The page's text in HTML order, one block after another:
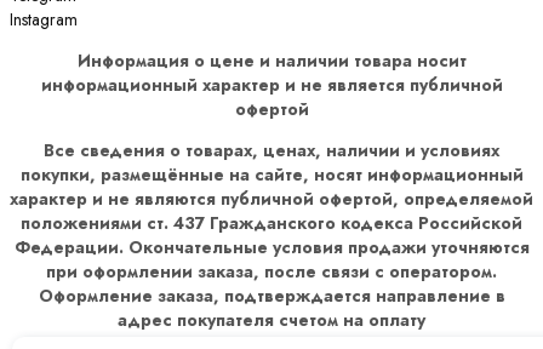
Instagram
Информация о цене и наличии товара носит
информационный характер и не является публичной
офертой
Все сведения о товарах, ценах, наличии и условиях
покупки, размещённые на сайте, носят информационный
характер и не являются публичной офертой, определяемой
положениями ст. 437 Гражданского кодекса Российской
Федерации. Окончательные условия продажи уточняются
при оформлении заказа, после связи с оператором.
Оформление заказа, подтверждается направление в
адрес покупателя счетом на оплату